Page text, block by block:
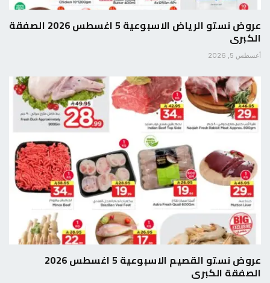
عروض نستو الرياض الاسبوعية 5 اغسطس 2026 الصفقة
الكبرى
أغسطس 5, 2026
عروض نستو القصيم الاسبوعية 5 اغسطس 2026
الصفقة الكبرى